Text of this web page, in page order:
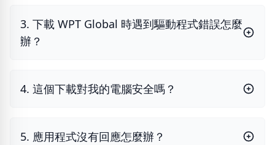
3. 下載 WPT Global 時遇到驅動程式錯誤怎麼
辦？
4. 這個下載對我的電腦安全嗎？
5. 應用程式沒有回應怎麼辦？